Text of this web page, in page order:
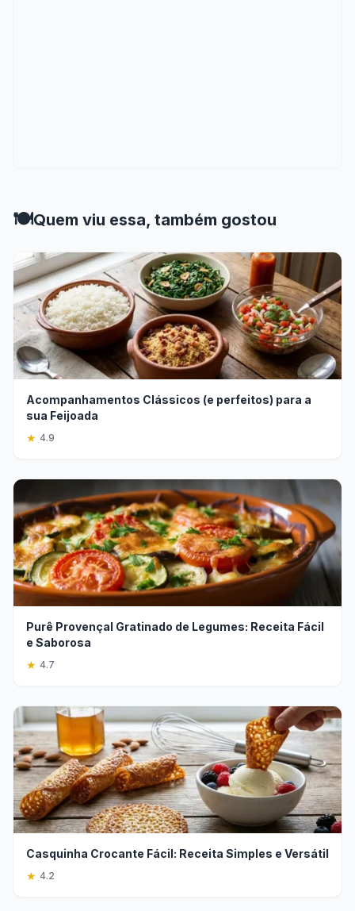
🍽️Quem viu essa, também gostou
Acompanhamentos Clássicos (e perfeitos) para a
sua Feijoada
★ 4.9
Purê Provençal Gratinado de Legumes: Receita Fácil
e Saborosa
★ 4.7
Casquinha Crocante Fácil: Receita Simples e Versátil
★ 4.2